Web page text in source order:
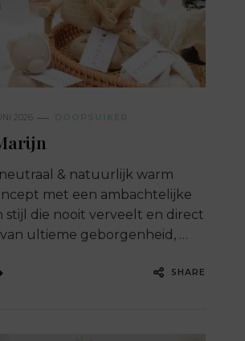
2026
neutraal & natuurlijk warm
met een ambachtelijke
stijl die nooit verveelt en direct
ultieme geborgenheid, …
SHARE